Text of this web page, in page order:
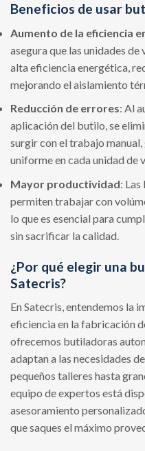
Beneficios de usar
Aumento de la eficiencia
asegura que las unidades
alta eficiencia energética,
mejorando el aislamiento
Reducción de errores: Al
aplicación del butilo, se
surgir con el trabajo
uniforme en cada unidad de
Mayor productividad:
permiten trabajar con
lo que es esencial para
sin sacrificar la calidad.
¿Por qué elegir una
Satecris?
En Satecris, entendemos la
eficiencia en la fabricación
ofrecemos butiladoras
adaptan a las necesidades
pequeños talleres hasta
equipo de expertos está
asesoramiento
que saques el máximo